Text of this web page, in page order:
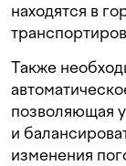
находятся в
Также
позволяющая
и
изменения